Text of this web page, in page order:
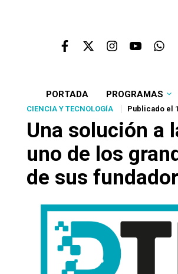
PORTADA PROGRAMAS
CIENCIA Y TECNOLOGÍA Publicado el
Una solución a
uno de los
de sus